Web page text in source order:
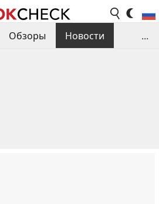
Обзоры
Новости
...